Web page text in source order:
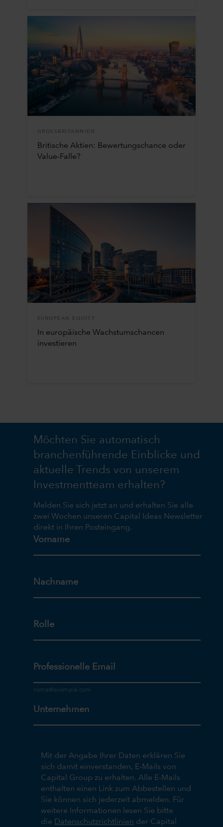
GROSSBRITANNIEN
Britische Aktien: Bewertungschance oder
Value-Falle?
EUROPEAN EQUITY
In europäische Wachstumschancen
investieren
Möchten Sie automatisch
branchenführende Einblicke und
aktuelle Trends von unserem
Investmentteam erhalten?
Melden Sie sich jetzt an und erhalten Sie alle
zwei Wochen unseren Capital Ideas Newsletter
direkt in Ihren Posteingang.
Vorname
Nachname
Rolle
Professionelle Email
Unternehmen
Mit der Angabe Ihrer Daten erklären Sie
sich damit einverstanden, E-Mails von
Capital Group zu erhalten. Alle E-Mails
enthalten einen Link zum Abbestellen und
Sie können sich jederzeit abmelden. Für
weitere Informationen lesen Sie bitte
die Datenschutzrichtlinien der Capital